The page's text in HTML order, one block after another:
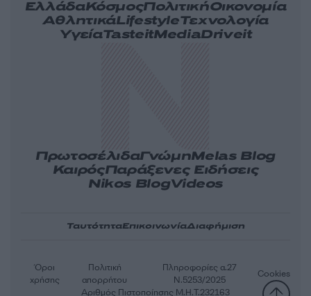
ΕλλάδαΚόσμοςΠολιτικήΟικονομία
ΑθλητικάLifestyleΤεχνολογία
ΥγείαTasteitMediaDriveit
ΠρωτοσέλιδαΓνώμηMelas Blog
ΚαιρόςΠαράξενες Ειδήσεις
Nikos BlogVideos
ΤαυτότηταΕπικοινωνίαΔιαφήμιση
Αριθμός Πιστοποίησης Μ.Η.Τ.232163
Όροι
χρήσης
Πολιτική
απορρήτου
Πληροφορίες α.27
Ν.5253/2025
Cookies